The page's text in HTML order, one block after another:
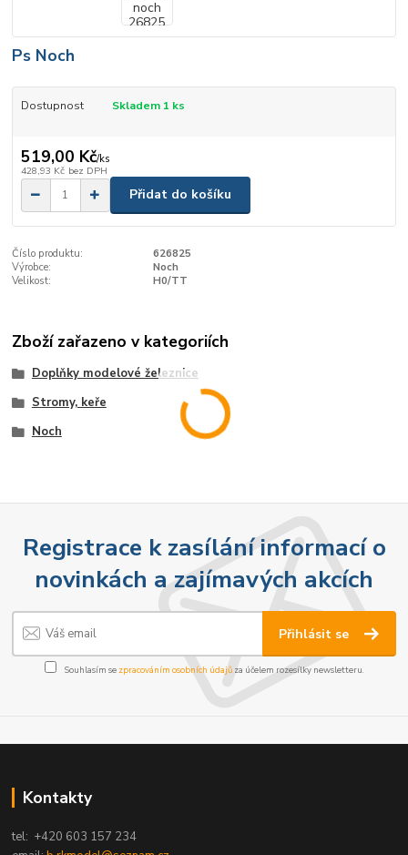
Ps Noch
Dostupnost Skladem 1 ks
519,00 Kč/ks
428,93 Kč bez DPH
Přidat do košíku
Číslo produktu:
626825
Výrobce:
Noch
Velikost:
H0/TT
Zboží zařazeno v kategoriích
Doplňky modelové železnice
Stromy, keře
Noch
Registrace k zasílání informací o
novinkách a zajímavých akcích
Přihlásit se
Souhlasím se zpracováním osobních údajůza účelem rozesílky newsletteru.
Kontakty
tel: +420 603 157 234